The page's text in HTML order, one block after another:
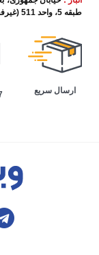
طبقه 5، واحد 511 (غیرفعال)
ارسال سریع